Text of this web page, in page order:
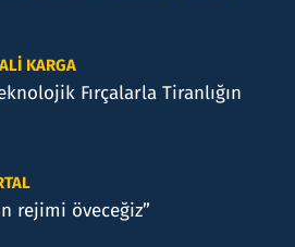
KARGA
Fırçalarla Tiranlığın
rejimi öveceğiz”